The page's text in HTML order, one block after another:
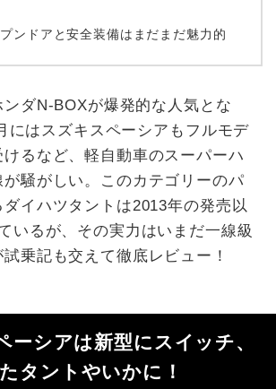
ンドアと安全装備はまだまだ魅力的
ダN-BOXが爆発的な人気とな
にはスズキスペーシアもフルモデ
るなど、軽自動車のスーパーハ
騒がしい。このカテゴリーのパ
イハツタントは2013年の発売以
いるが、その実力はいまだ一線級
乗記も交えて徹底レビュー！
ーシアは新型にスイッチ、
タントやいかに！